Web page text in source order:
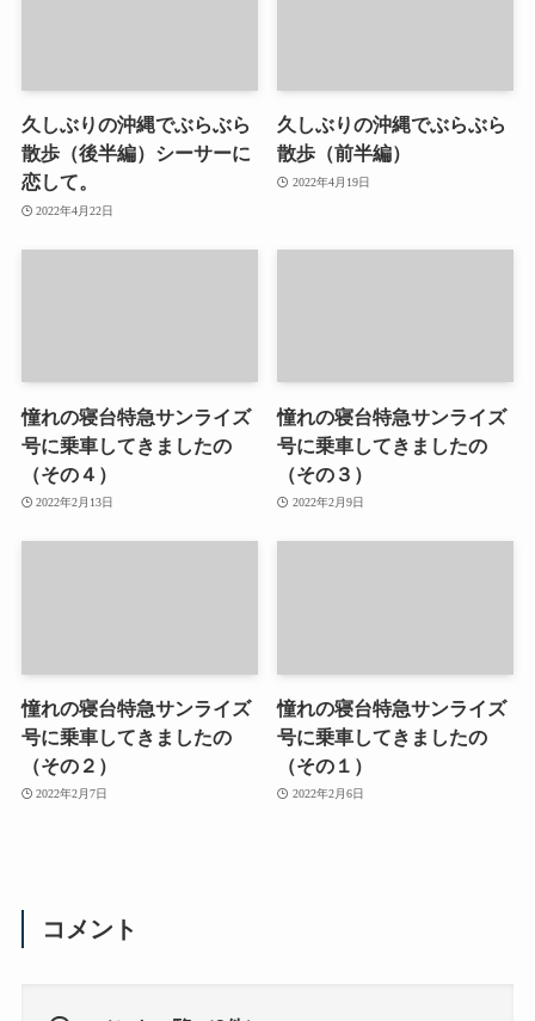
久しぶりの沖縄でぶらぶら
散歩（後半編）シーサーに
恋して。
2022年4月22日
久しぶりの沖縄でぶらぶら
散歩（前半編）
2022年4月19日
憧れの寝台特急サンライズ
号に乗車してきましたの
（その４）
2022年2月13日
憧れの寝台特急サンライズ
号に乗車してきましたの
（その３）
2022年2月9日
憧れの寝台特急サンライズ
号に乗車してきましたの
（その２）
2022年2月7日
憧れの寝台特急サンライズ
号に乗車してきましたの
（その１）
2022年2月6日
コメント